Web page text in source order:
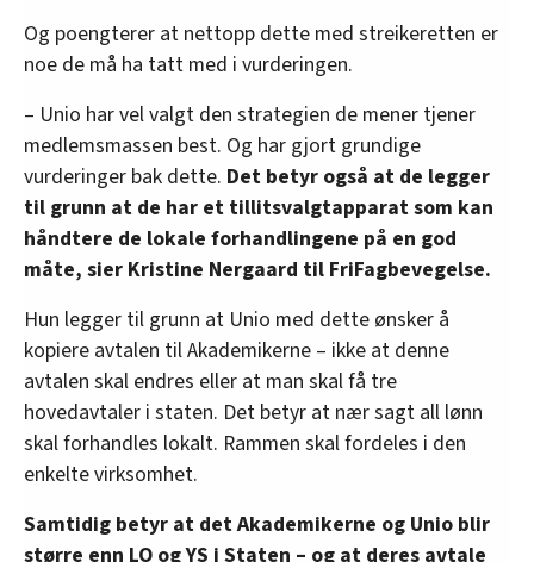
Og poengterer at nettopp dette med streikeretten er
noe de må ha tatt med i vurderingen.
– Unio har vel valgt den strategien de mener tjener
medlemsmassen best. Og har gjort grundige
vurderinger bak dette. Det betyr også at de legger
til grunn at de har et tillitsvalgtapparat som kan
håndtere de lokale forhandlingene på en god
måte, sier Kristine Nergaard til FriFagbevegelse.
Hun legger til grunn at Unio med dette ønsker å
kopiere avtalen til Akademikerne – ikke at denne
avtalen skal endres eller at man skal få tre
hovedavtaler i staten. Det betyr at nær sagt all lønn
skal forhandles lokalt. Rammen skal fordeles i den
enkelte virksomhet.
Samtidig betyr at det Akademikerne og Unio blir
større enn LO og YS i Staten – og at deres avtale